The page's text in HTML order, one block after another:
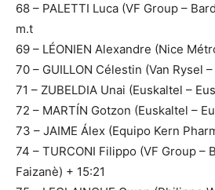
68 – PALETTI Luca (VF Group –
m.t
69 – LÉONIEN Alexandre (Nice
70 – GUILLON Célestin (Van Rysel
71 – ZUBELDIA Unai (Euskaltel –
72 – MARTÍN Gotzon (Euskaltel –
73 – JAIME Álex (Equipo Kern
74 – TURCONI Filippo (VF Group –
Faizanè) + 15:21